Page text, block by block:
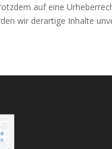
auf eine
wir derartige Inhalte